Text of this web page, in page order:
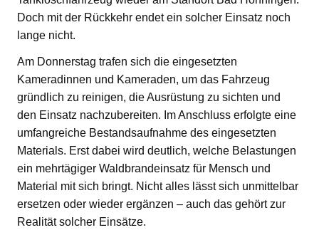
Doch mit der Rückkehr endet ein solcher Einsatz noch
lange nicht.
Am Donnerstag trafen sich die eingesetzten
Kameradinnen und Kameraden, um das Fahrzeug
gründlich zu reinigen, die Ausrüstung zu sichten und
den Einsatz nachzubereiten. Im Anschluss erfolgte eine
umfangreiche Bestandsaufnahme des eingesetzten
Materials. Erst dabei wird deutlich, welche Belastungen
ein mehrtägiger Waldbrandeinsatz für Mensch und
Material mit sich bringt. Nicht alles lässt sich unmittelbar
ersetzen oder wieder ergänzen – auch das gehört zur
Realität solcher Einsätze.